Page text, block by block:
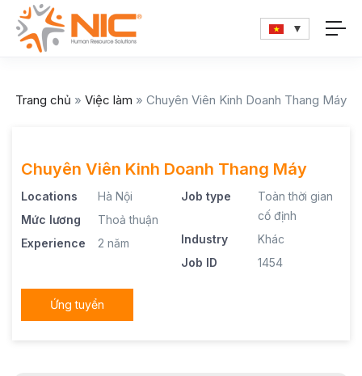
Trang chủ » Việc làm » Chuyên Viên Kinh Doanh Thang Máy
Chuyên Viên Kinh Doanh Thang Máy
Locations
Hà Nội
Mức lương
Thoả thuận
Experience
2 năm
Job type
Toàn thời gian
cố định
Industry
Khác
Job ID
1454
Ứng tuyển